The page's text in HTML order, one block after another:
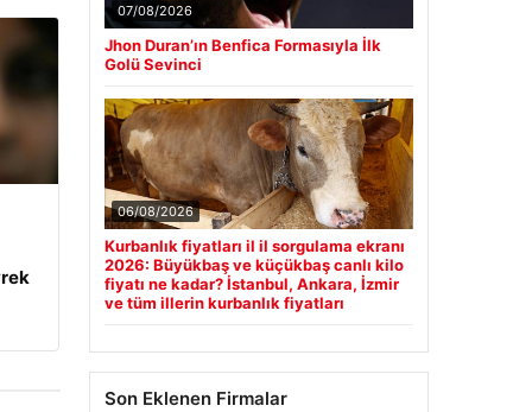
07/08/2026
Jhon Duran’ın Benfica Formasıyla İlk
Golü Sevinci
06/08/2026
Kurbanlık fiyatları il il sorgulama ekranı
2026: Büyükbaş ve küçükbaş canlı kilo
fiyatı ne kadar? İstanbul, Ankara, İzmir
ve tüm illerin kurbanlık fiyatları
Son Eklenen Firmalar